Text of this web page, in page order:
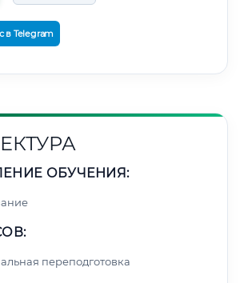
в Telegram
ОБУЧЕНИЯ:
переподготовка